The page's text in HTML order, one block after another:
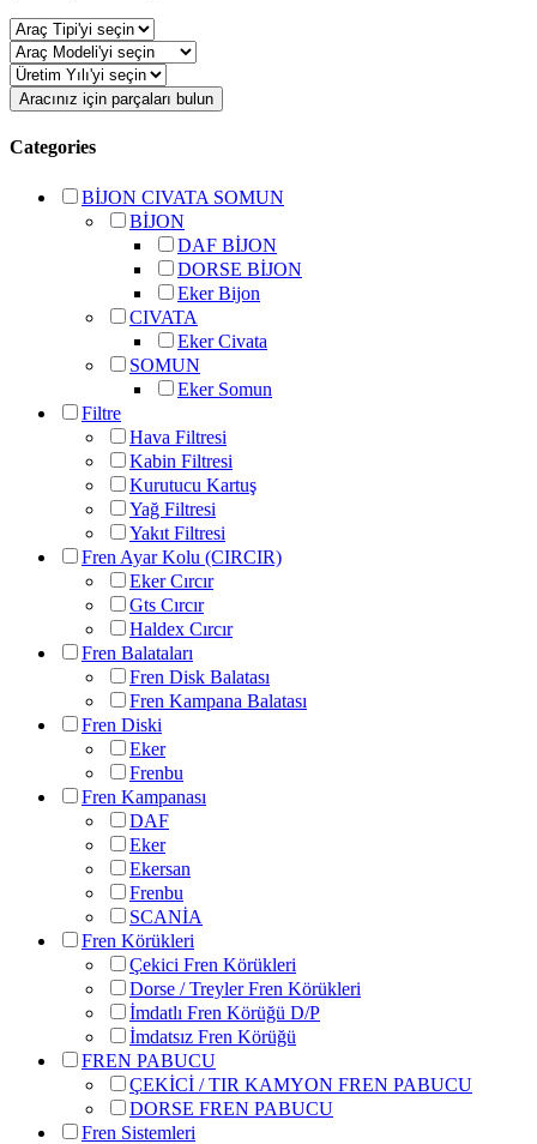
Aracınız için parçaları bulun
Categories
BİJON CIVATA SOMUN
BİJON
DAF BİJON
DORSE BİJON
Eker Bijon
CIVATA
Eker Civata
SOMUN
Eker Somun
Filtre
Hava Filtresi
Kabin Filtresi
Kurutucu Kartuş
Yağ Filtresi
Yakıt Filtresi
Fren Ayar Kolu (CIRCIR)
Eker Cırcır
Gts Cırcır
Haldex Cırcır
Fren Balataları
Fren Disk Balatası
Fren Kampana Balatası
Fren Diski
Eker
Frenbu
Fren Kampanası
DAF
Eker
Ekersan
Frenbu
SCANİA
Fren Körükleri
Çekici Fren Körükleri
Dorse / Treyler Fren Körükleri
İmdatlı Fren Körüğü D/P
İmdatsız Fren Körüğü
FREN PABUCU
ÇEKİCİ / TIR KAMYON FREN PABUCU
DORSE FREN PABUCU
Fren Sistemleri